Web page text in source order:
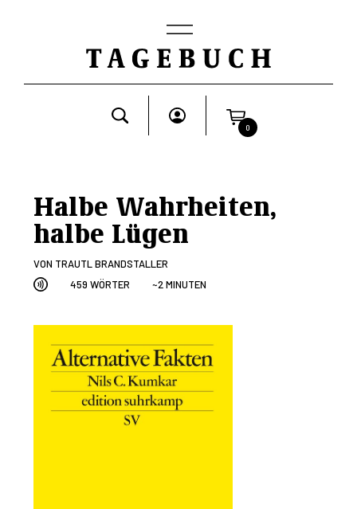
0
Halbe Wahrheiten,
halbe Lügen
VON TRAUTL BRANDSTALLER
459 WÖRTER
~2 MINUTEN